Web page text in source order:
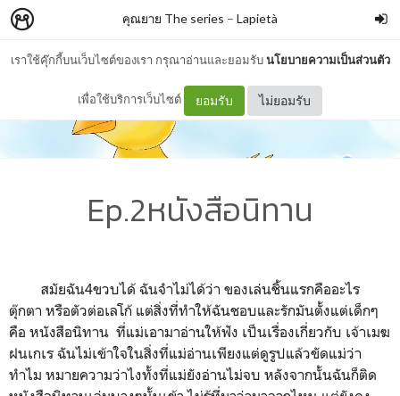
เราใช้คุ๊กกี้บนเว็บไซต์ของเรา กรุณาอ่านและยอมรับนโยบายความเป็นส่วนตัว
เพื่อใช้บริการเว็บไซต์ ยอมรับ ไม่ยอมรับ
คุณยาย The series – Lapietà
Ep.2หนังสือนิทาน
สมัยฉัน4ขวบได้ ฉันจำไม่ได้ว่า ของเล่นชิ้นแรกคืออะไร
ตุ๊กตา หรือตัวต่อเลโก้ แต่สิ่งที่ทำให้ฉันชอบและรักมันตั้งแต่เด็กๆ
คือ หนังสือนิทาน ที่แม่เอามาอ่านให้ฟัง เป็นเรื่องเกี่ยวกับ เจ้าเมฆ
ฝนเกเร ฉันไม่เข้าใจในสิ่งที่แม่อ่านเพียงแต่ดูรูปแล้วขัดแม่ว่า
ทำไม หมายความว่าไงทั้งที่แม่ยังอ่านไม่จบ หลังจากนั้นฉันก็ติด